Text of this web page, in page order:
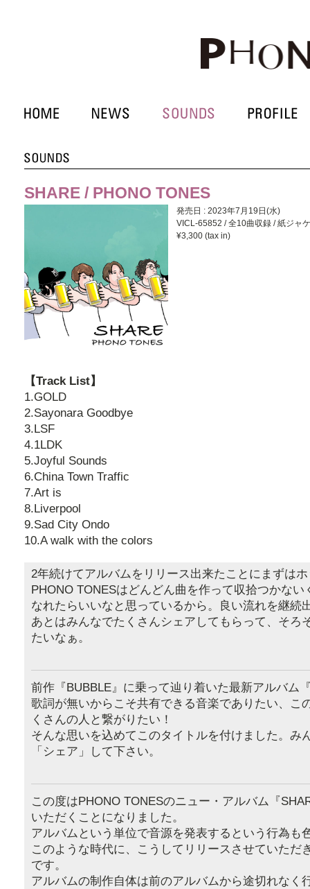
SHARE / PHONO TONES
発売日 : 2023年7月19日(水)
VICL-65852 / 全10曲収録 / 紙ジャ
¥3,300 (tax in)
【Track List】
1.GOLD
2.Sayonara Goodbye
3.LSF
4.1LDK
5.Joyful Sounds
6.China Town Traffic
7.Art is
8.Liverpool
9.Sad City Ondo
10.A walk with the colors
2年続けてアルバムをリリース出来たことにまずは
PHONO TONESはどんどん曲を作って収拾つかない
なれたらいいなと思っているから。良い流れを継続
あとはみんなでたくさんシェアしてもらって、そろ
たいなぁ。
前作『BUBBLE』に乗って辿り着いた最新アルバム
歌詞が無いからこそ共有できる音楽でありたい、こ
くさんの人と繋がりたい！
そんな思いを込めてこのタイトルを付けました。み
「シェア」して下さい。
この度はPHONO TONESのニュー・アルバム『
いただくことになりました。
アルバムという単位で音源を発表するという行為も
このような時代に、こうしてリリースさせていただ
です。
アルバムの制作自体は前のアルバムから途切れなく